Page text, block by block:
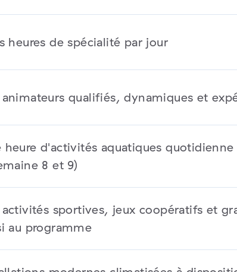
heures de spécialité par jour
animateurs qualifiés, dynamiques et
heure d'activités aquatiques
8 et 9)
activités sportives, jeux coopératifs et
au programme